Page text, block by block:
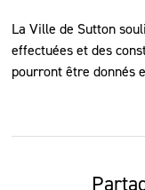
La Ville de Sutton
effectuées et des
pourront être donnés